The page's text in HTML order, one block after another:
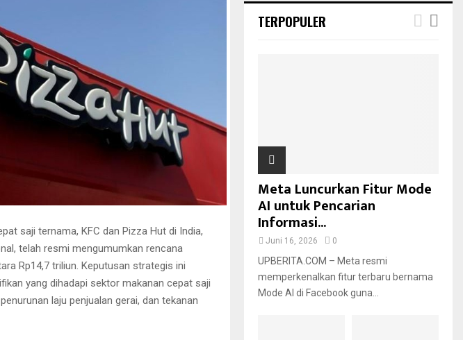
saji ternama, KFC dan Pizza Hut di India,
telah resmi mengumumkan rencana
Rp14,7 triliun. Keputusan strategis ini
yang dihadapi sektor makanan cepat saji
laju penjualan gerai, dan tekanan
TERPOPULER
Meta Luncurkan Fitur Mode
AI untuk Pencarian
Informasi...
Juni 16, 2026 0
UPBERITA.COM – Meta resmi
memperkenalkan fitur terbaru bernama
Mode AI di Facebook guna...